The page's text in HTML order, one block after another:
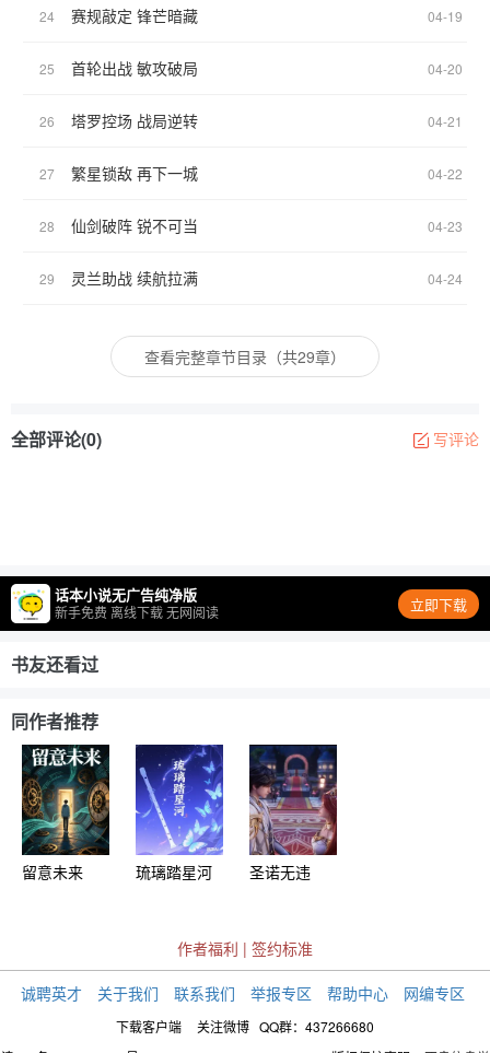
24 赛规敲定 锋芒暗藏 04-19
25 首轮出战 敏攻破局 04-20
26 塔罗控场 战局逆转 04-21
27 繁星锁敌 再下一城 04-22
28 仙剑破阵 锐不可当 04-23
29 灵兰助战 续航拉满 04-24
查看完整章节目录（共29章）
全部评论(0) 写评论
话本小说无广告纯净版
新手免费 离线下载 无网阅读 立即下载
书友还看过
同作者推荐
留意未来 琉璃踏星河 圣诺无违
作者福利 | 签约标准
诚聘英才 关于我们 联系我们 举报专区 帮助中心 网编专区
下载客户端 关注微博 QQ群：437266680